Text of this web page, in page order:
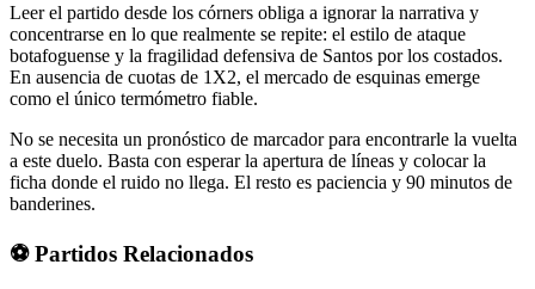
Leer el partido desde los córners obliga a ignorar la narrativa y
concentrarse en lo que realmente se repite: el estilo de ataque
botafoguense y la fragilidad defensiva de Santos por los costados.
En ausencia de cuotas de 1X2, el mercado de esquinas emerge
como el único termómetro fiable.
No se necesita un pronóstico de marcador para encontrarle la vuelta
a este duelo. Basta con esperar la apertura de líneas y colocar la
ficha donde el ruido no llega. El resto es paciencia y 90 minutos de
banderines.
⚽ Partidos Relacionados